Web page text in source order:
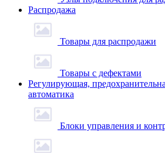
Распродажа
Товары для распродажи
Товары с дефектами
Регулирующая,
автоматика
Блоки управления и